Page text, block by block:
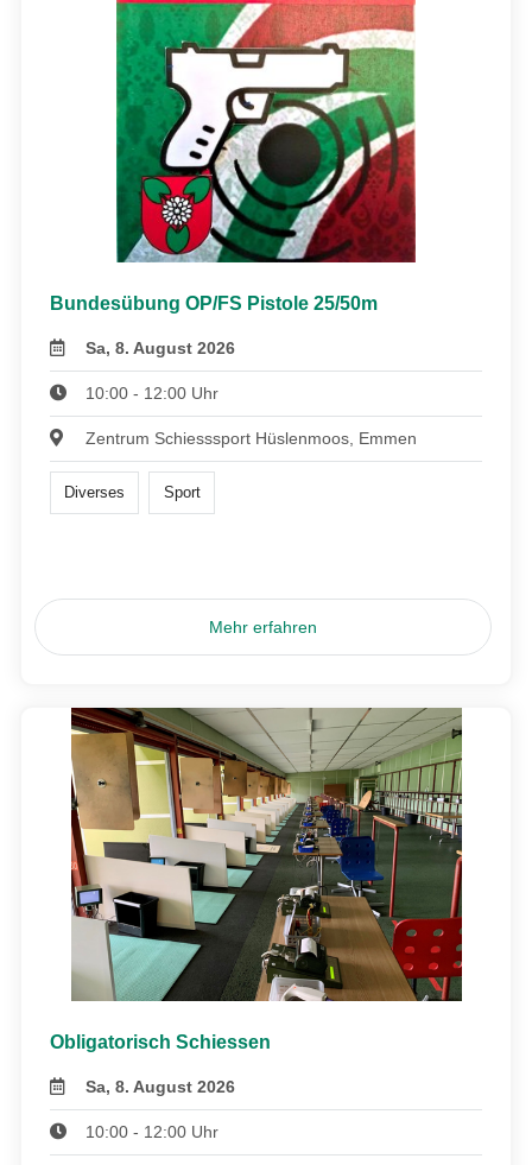
Bundesübung OP/FS Pistole 25/50m
Sa, 8. August 2026
10:00 - 12:00 Uhr
Zentrum Schiesssport Hüslenmoos, Emmen
Diverses Sport
Mehr erfahren
Obligatorisch Schiessen
Sa, 8. August 2026
10:00 - 12:00 Uhr